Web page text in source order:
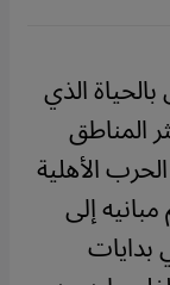
الذي
المناطق
الأهلية
إلى
بدايات